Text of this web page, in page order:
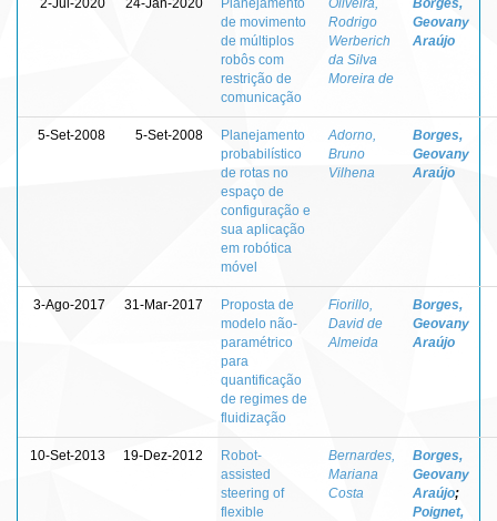
de movimento
de múltiplos
robôs com
restrição de
comunicação
Rodrigo
Werberich
da Silva
Moreira de
Geovany
Araújo
5-Set-2008 5-Set-2008
Planejamento
probabilístico
de rotas no
espaço de
configuração e
sua aplicação
em robótica
móvel
Adorno,
Bruno
Vilhena
Borges,
Geovany
Araújo
3-Ago-2017 31-Mar-2017
Proposta de
modelo não-
paramétrico
para
quantificação
de regimes de
fluidização
Fiorillo,
David de
Almeida
Borges,
Geovany
Araújo
10-Set-2013 19-Dez-2012
Robot-
assisted
steering of
flexible
Bernardes,
Mariana
Costa
Borges,
Geovany
Araújo;
Poignet,